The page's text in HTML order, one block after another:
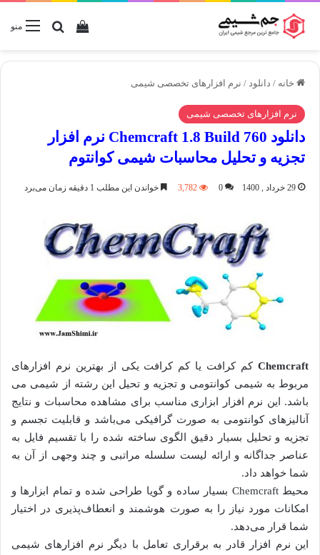
منوجستجو
دیدن سبد خرید
خانه / دانلود / نرم افزار‌های تخصصی شیمی
نرم افزار‌های تخصصی شیمی
دانلود Chemcraft 1.8 Build 760 نرم افزار
تجزیه و تحلیل محاسبات شیمی کوانتوم
29 خرداد , 1400 0
3,782 خواندن این مطلب 1 دقیقه زمان می‌برد
Chemcraft کم کرافت یا کم کرافت یکی از بهترین نرم افزارهای
مربوط به شیمی کوانتومی و تجزیه و تحیل این رشته از شیمی می
باشد. این نرم افزار ابزاری مناسب برای مشاهده محاسبات و نتایج
آنالیزهای کوانتومی به صورت گرافیکی می‌باشد و قابلیت تجسم و
تجزیه و تحلیل بسیار دقیق الگوی ساخته شده را با تقسیم فایل به
عناصر جداگانه و ارائه لیست سلسله مراتبی و چند وجهی از آن به
شما خواهد داد.
محیط Chemcraft بسیار ساده و گویا طراحی شده و تمام ابزارها و
امکانات مورد نیاز را به صورت هوشمند و انعطاف‌پذیری در اختیار
شما قرار می‌دهد.
این نرم افزار قادر به برقراری تعامل با دیگر نرم افزارهای شیمی